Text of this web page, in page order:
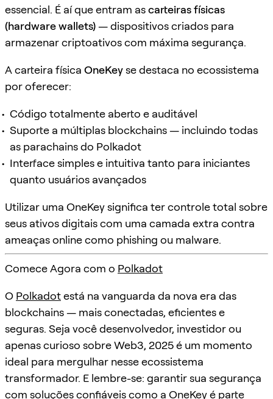
essencial. É aí que entram ascarteiras físicas
(hardware wallets)— dispositivos criados para
armazenar criptoativos com máxima segurança.
A carteira física OneKeyse destaca no ecossistema
por oferecer:
Código totalmente aberto e auditável
Suporte a múltiplas blockchains — incluindo todas
as parachains do Polkadot
Interface simples e intuitiva tanto para iniciantes
quanto usuários avançados
Utilizar uma OneKey significa ter controle total sobre
seus ativos digitais com uma camada extra contra
ameaças online como phishing ou malware.
Comece Agora com o Polkadot
O Polkadotestá na vanguarda da nova era das
blockchains — mais conectadas, eficientes e
seguras. Seja você desenvolvedor, investidor ou
apenas curioso sobre Web3, 2025 é um momento
ideal para mergulhar nesse ecossistema
transformador. E lembre-se: garantir sua segurança
com soluções confiáveis como a OneKey é parte